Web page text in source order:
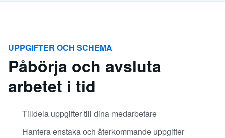
UPPGIFTER OCH SCHEMA
Påbörja och avsluta
arbetet i tid
Tilldela uppgifter till dina medarbetare
Hantera enstaka och återkommande uppgifter